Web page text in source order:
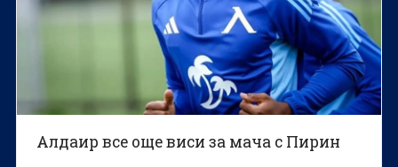
Алдаир все още виси за мача с Пирин